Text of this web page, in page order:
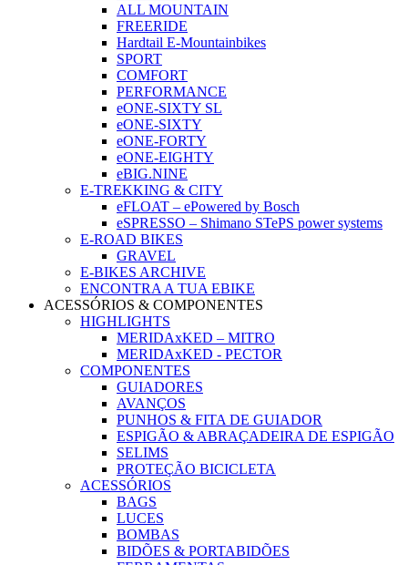
ALL MOUNTAIN
FREERIDE
Hardtail E-Mountainbikes
SPORT
COMFORT
PERFORMANCE
eONE-SIXTY SL
eONE-SIXTY
eONE-FORTY
eONE-EIGHTY
eBIG.NINE
E-TREKKING & CITY
eFLOAT – ePowered by Bosch
eSPRESSO – Shimano STePS power systems
E-ROAD BIKES
GRAVEL
E-BIKES ARCHIVE
ENCONTRA A TUA EBIKE
ACESSÓRIOS & COMPONENTES
HIGHLIGHTS
MERIDAxKED – MITRO
MERIDAxKED - PECTOR
COMPONENTES
GUIADORES
AVANÇOS
PUNHOS & FITA DE GUIADOR
ESPIGÃO & ABRAÇADEIRA DE ESPIGÃO
SELIMS
PROTEÇÃO BICICLETA
ACESSÓRIOS
BAGS
LUCES
BOMBAS
BIDÕES & PORTABIDÕES